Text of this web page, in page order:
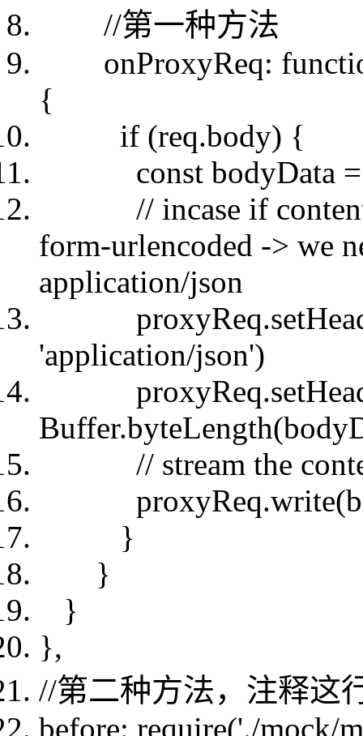
//第一种方法
onProxyReq:
{
if (req.body) {
const bodyData
// incase if
form-urlencoded -> we
application/json
'application/json')
// stream the
}
}
}
},
//第二种方法，注释这
before: require('./mock/